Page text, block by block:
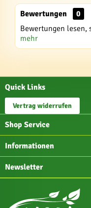
Bewertungen
0
Bewertungen lesen,
mehr
Quick Links
Vertrag widerrufen
Shop Service
Informationen
Newsletter